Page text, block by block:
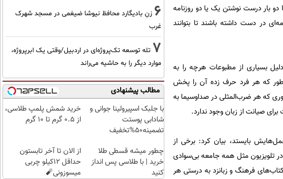
بار درست نوشتن یک یا دو روزنامه
در دست داشته باشند تا بتوانند
بسیاری از مطبوعات هرچه را به
که هر فرد حرف زده آن را پخش
که هر ضرب‌المثلی در صداوسیما به
صیانت از زبان وجود ندارد.
بایستد، بیان کرد: برخی از
تلویزیون مثل همه جامعه بی‌سوادی
فرهنگ و زبانزد به درستی هر
6 زنِ بادیگارد محافظ نیوشا ضیغمی در مسجد شهرک
غرب
7 تله توسعه تک‌پروژه‌ای در اردبیل/وقتی یک ابرپروژه،
موارد دیگر را به حاشیه می‌راند
مطالب پیشنهادی
با جلبک اسپیرولینا جوانی و
شادابی پوستت
تضمینه50%تخفیف
خرید شمش پلمپ طلاسی،
از ۰.۵ گرم تا ۱۰ گرم
چطور میشه قسطی طلا
خرید | با طلاسی پس انداز
کنید
از الان تا آخر تابستون
حداقل 12کیلو چربی
میسوزونی🧨